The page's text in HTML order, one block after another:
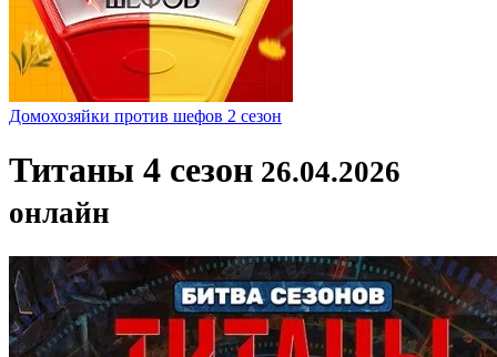
Домохозяйки против шефов 2 сезон
Титаны 4 сезон 26.04.2026
онлайн